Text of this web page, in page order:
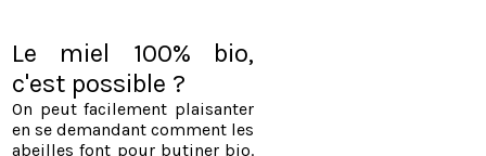
Le miel 100% bio,
c'est possible ?
On peut facilement plaisanter
en se demandant comment les
abeilles font pour butiner bio.